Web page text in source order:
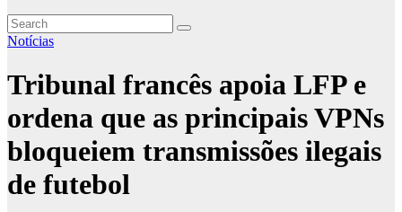
Notícias
Tribunal francês apoia LFP e
ordena que as principais VPNs
bloqueiem transmissões ilegais
de futebol